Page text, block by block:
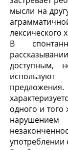
мысли на
лексического
В
доступным,
одного и
употреблении